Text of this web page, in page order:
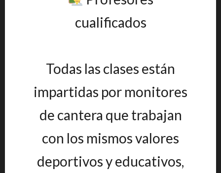
cualificados
Todas las clases están
impartidas por monitores
de cantera que trabajan
con los mismos valores
deportivos y educativos,